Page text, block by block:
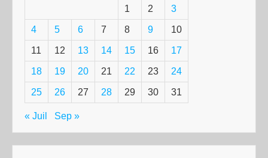
1 2 3
4 5 6 7 8 9 10
11 12 13 14 15 16 17
18 19 20 21 22 23 24
25 26 27 28 29 30 31
« Juil Sep »